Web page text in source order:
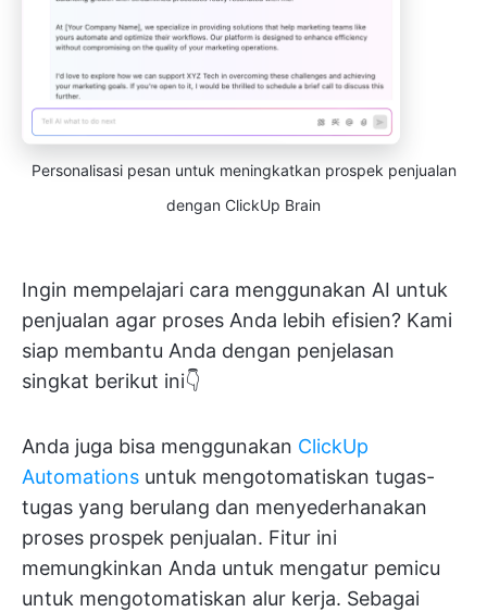
Personalisasi pesan untuk meningkatkan prospek penjualan
dengan ClickUp Brain
Ingin mempelajari cara menggunakan AI untuk
penjualan agar proses Anda lebih efisien? Kami
siap membantu Anda dengan penjelasan
singkat berikut ini👇
Anda juga bisa menggunakan ClickUp
Automations untuk mengotomatiskan tugas-
tugas yang berulang dan menyederhanakan
proses prospek penjualan. Fitur ini
memungkinkan Anda untuk mengatur pemicu
untuk mengotomatiskan alur kerja. Sebagai